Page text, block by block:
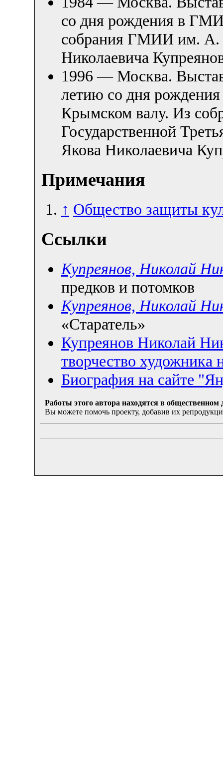
со дня рождения в
собрания ГМИИ им. А.
Николаевича
1996 — Москва.
летию со дня рождения
Крымском валу. Из
Государственной
Якова Николаевича
Примечания
↑ Общество защиты
Ссылки
Купреянов, Николай
предков и потомков
Купреянов, Николай
«Старатель»
Купреянов Николай
творчество художника
Биография на сайте
Работы этого автора находятся в общественном
Вы можете помочь проекту, добавив их